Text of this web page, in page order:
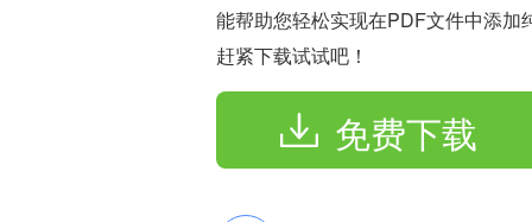
能帮助您轻松实现在PDF文件中添
赶紧下载试试吧！
免费下载